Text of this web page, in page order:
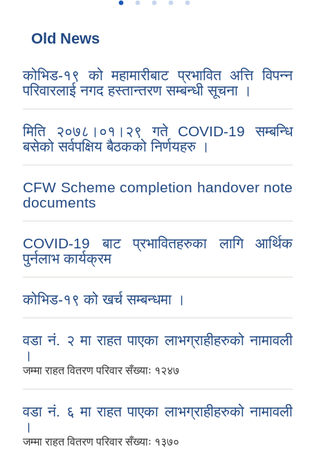
Old News
कोभिड-१९ को महामारीबाट प्रभावित अत्ति विपन्न
परिवारलाई नगद हस्तान्तरण सम्बन्धी सूचना ।
मिति २०७८।०१।२९ गते COVID-19 सम्बन्धि
बसेको सर्वपक्षिय बैठकको निर्णयहरु ।
CFW Scheme completion handover note
documents
COVID-19 बाट प्रभावितहरुका लागि आर्थिक
पुर्नलाभ कार्यक्रम
कोभिड-१९ को खर्च सम्बन्धमा ।
वडा नं. २ मा राहत पाएका लाभग्राहीहरुको नामावली
।
जम्मा राहत वितरण परिवार सँख्याः १२४७
वडा नं. ६ मा राहत पाएका लाभग्राहीहरुको नामावली
।
जम्मा राहत वितरण परिवार सँख्याः १३७०